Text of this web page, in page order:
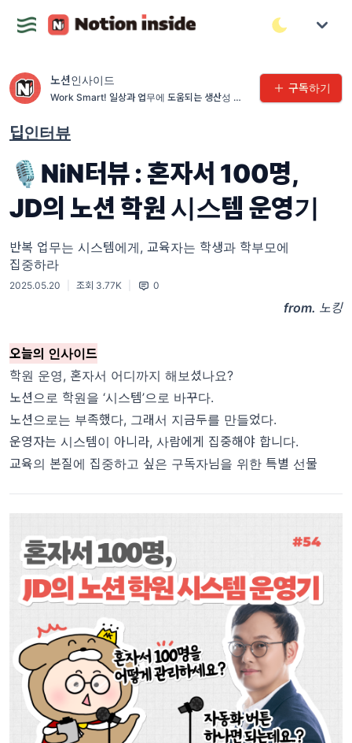
노션인사이드
Work Smart! 일상과 업무에 도움되는 생산성 인
구독하기
딥인터뷰
🎙️NiN터뷰 : 혼자서 100명,
JD의 노션 학원 시스템 운영기
반복 업무는 시스템에게, 교육자는 학생과 학부모에
집중하라
2025.05.20 조회 3.77K 0
from. 노킹
오늘의 인사이드
학원 운영, 혼자서 어디까지 해보셨나요?
노션으로 학원을 ‘시스템’으로 바꾸다.
노션으로는 부족했다, 그래서 지금두를 만들었다.
운영자는 시스템이 아니라, 사람에게 집중해야 합니다.
교육의 본질에 집중하고 싶은 구독자님을 위한 특별 선물